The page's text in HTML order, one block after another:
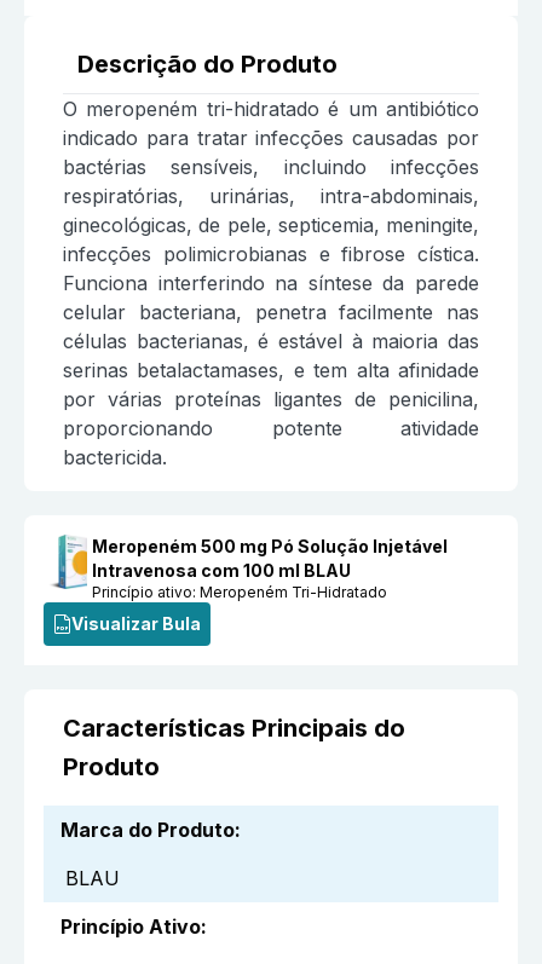
Descrição do Produto
O meropeném tri-hidratado é um antibiótico
indicado para tratar infecções causadas por
bactérias sensíveis, incluindo infecções
respiratórias, urinárias, intra-abdominais,
ginecológicas, de pele, septicemia, meningite,
infecções polimicrobianas e fibrose cística.
Funciona interferindo na síntese da parede
celular bacteriana, penetra facilmente nas
células bacterianas, é estável à maioria das
serinas betalactamases, e tem alta afinidade
por várias proteínas ligantes de penicilina,
proporcionando potente atividade
bactericida.
Meropeném 500 mg Pó Solução Injetável
Intravenosa com 100 ml BLAU
Princípio ativo:Meropeném Tri-Hidratado
Visualizar Bula
Características Principais do
Produto
Marca do Produto:
BLAU
Princípio Ativo: